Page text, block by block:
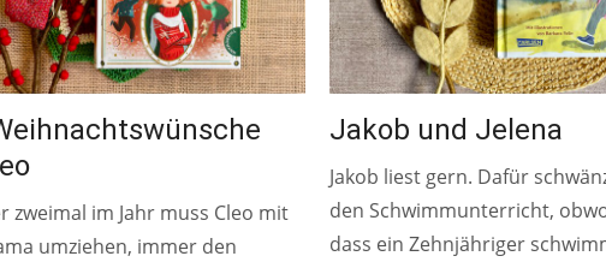
zweimal im Jahr muss Cleo mit
umziehen, immer den
Jakob und Jelena
Jakob liest gern. Dafür
den Schwimmunterricht,
dass ein Zehnjähriger